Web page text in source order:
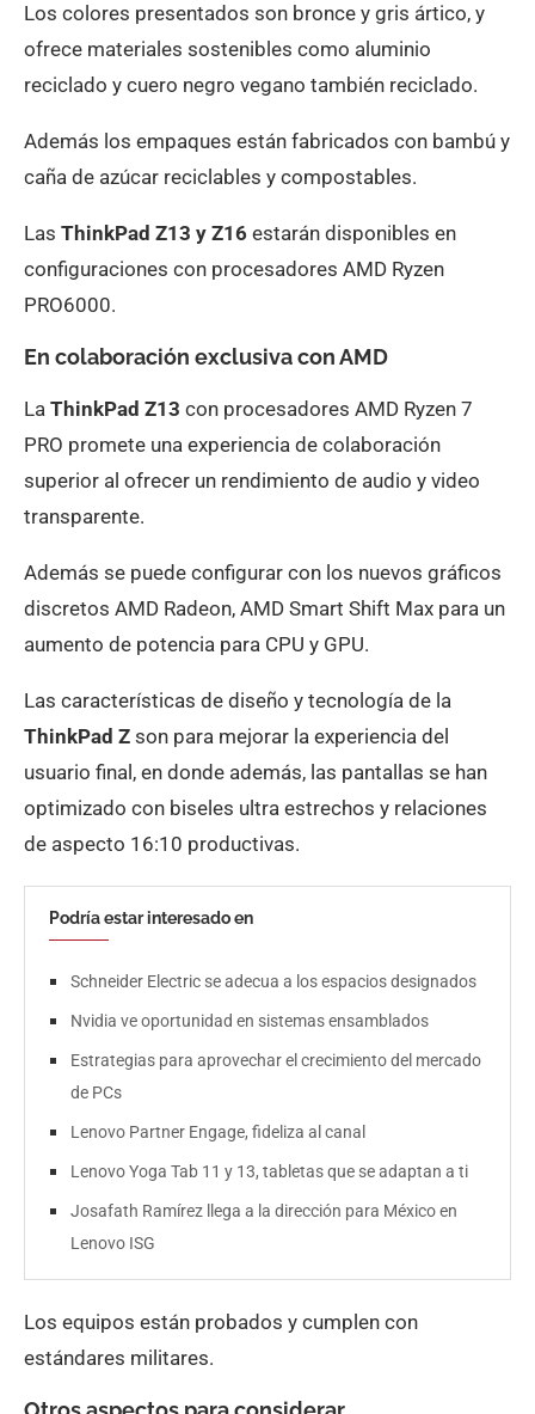
Los colores presentados son bronce y gris ártico, y
ofrece materiales sostenibles como aluminio
reciclado y cuero negro vegano también reciclado.
Además los empaques están fabricados con bambú y
caña de azúcar reciclables y compostables.
Las ThinkPad Z13 y Z16 estarán disponibles en
configuraciones con procesadores AMD Ryzen
PRO6000.
En colaboración exclusiva con AMD
La ThinkPad Z13 con procesadores AMD Ryzen 7
PRO promete una experiencia de colaboración
superior al ofrecer un rendimiento de audio y video
transparente.
Además se puede configurar con los nuevos gráficos
discretos AMD Radeon, AMD Smart Shift Max para un
aumento de potencia para CPU y GPU.
Las características de diseño y tecnología de la
ThinkPad Z son para mejorar la experiencia del
usuario final, en donde además, las pantallas se han
optimizado con biseles ultra estrechos y relaciones
de aspecto 16:10 productivas.
Podría estar interesado en
Schneider Electric se adecua a los espacios designados
Nvidia ve oportunidad en sistemas ensamblados
Estrategias para aprovechar el crecimiento del mercado
de PCs
Lenovo Partner Engage, fideliza al canal
Lenovo Yoga Tab 11 y 13, tabletas que se adaptan a ti
Josafath Ramírez llega a la dirección para México en
Lenovo ISG
Los equipos están probados y cumplen con
estándares militares.